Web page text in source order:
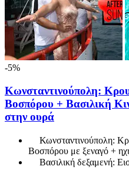
-5%
Κωνσταντινούπολη:
Βοσπόρου + Βασιλική
στην ουρά
Κωνσταντινούπολη:
Βοσπόρου με ξεναγό +
Βασιλική δεξαμενή: